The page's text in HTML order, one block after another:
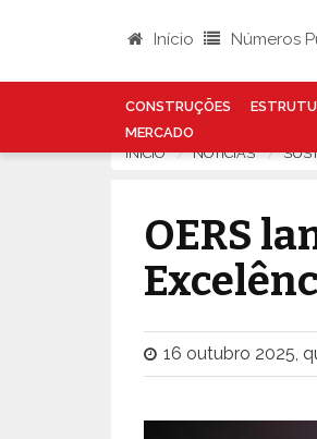
Início Números
CONSTRUÇÕES
MERCADO
INÍCIO NOTÍCIAS
OERS
16 outubro 2025,